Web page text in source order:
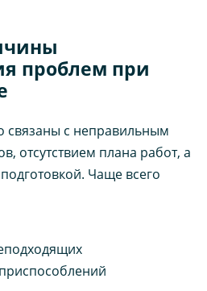
проблем при
с неправильным
отсутствием плана работ, а
Чаще всего